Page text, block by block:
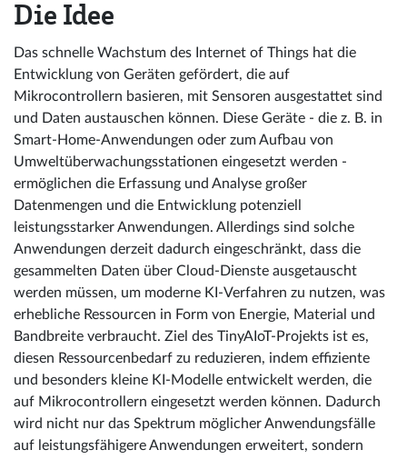
Die Idee
Das schnelle Wachstum des Internet of Things hat die
Entwicklung von Geräten gefördert, die auf
Mikrocontrollern basieren, mit Sensoren ausgestattet sind
und Daten austauschen können. Diese Geräte - die z. B. in
Smart-Home-Anwendungen oder zum Aufbau von
Umweltüberwachungsstationen eingesetzt werden -
ermöglichen die Erfassung und Analyse großer
Datenmengen und die Entwicklung potenziell
leistungsstarker Anwendungen. Allerdings sind solche
Anwendungen derzeit dadurch eingeschränkt, dass die
gesammelten Daten über Cloud-Dienste ausgetauscht
werden müssen, um moderne KI-Verfahren zu nutzen, was
erhebliche Ressourcen in Form von Energie, Material und
Bandbreite verbraucht. Ziel des TinyAIoT-Projekts ist es,
diesen Ressourcenbedarf zu reduzieren, indem effiziente
und besonders kleine KI-Modelle entwickelt werden, die
auf Mikrocontrollern eingesetzt werden können. Dadurch
wird nicht nur das Spektrum möglicher Anwendungsfälle
auf leistungsfähigere Anwendungen erweitert, sondern